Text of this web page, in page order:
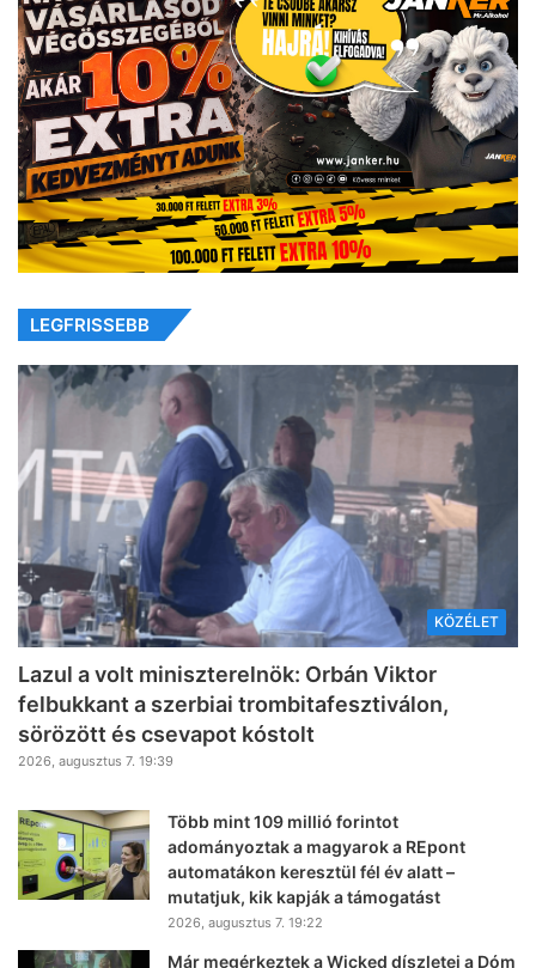
LEGFRISSEBB
KÖZÉLET
Lazul a volt miniszterelnök: Orbán Viktor
felbukkant a szerbiai trombitafesztiválon,
sörözött és csevapot kóstolt
2026, augusztus 7. 19:39
Több mint 109 millió forintot
adományoztak a magyarok a REpont
automatákon keresztül fél év alatt –
mutatjuk, kik kapják a támogatást
2026, augusztus 7. 19:22
Már megérkeztek a Wicked díszletei a Dóm